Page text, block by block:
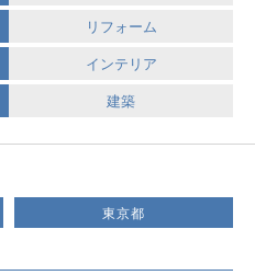
リフォーム
インテリア
建築
東京都